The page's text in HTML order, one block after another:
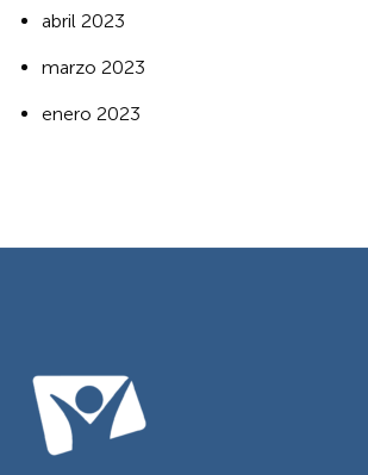
abril 2023
marzo 2023
enero 2023